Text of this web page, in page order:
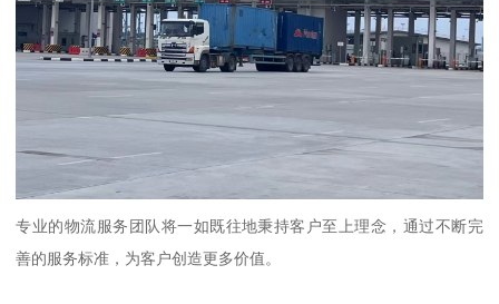
专业的物流服务团队将一如既往地秉持客户至上理念，通过不断完
善的服务标准，为客户创造更多价值。